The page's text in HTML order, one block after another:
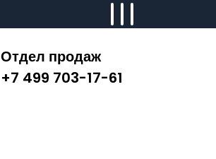
Отдел продаж
+7 499 703-17-61